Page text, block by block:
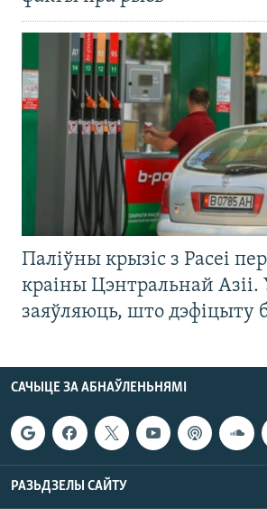
Паліўны крызіс з Расеі
краіны Цэнтральнай Азіі.
заяўляюць, што дэфіцыту
САЧЫЦЕ ЗА АБНАЎЛЕНЬНЯМІ
РАЗЬДЗЕЛЫ САЙТУ